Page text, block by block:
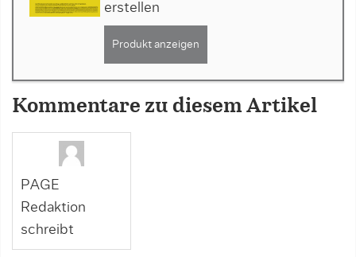
erstellen
Produkt anzeigen
Kommentare zu diesem Artikel
PAGE
Redaktion
schreibt